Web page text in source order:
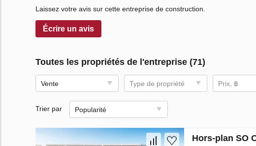
Laissez votre avis sur cette entreprise de construction.
Écrire un avis
Toutes les propriétés de l'entreprise (71)
Vente Type de propriété Prix, ฿
Trier par Popularité
Hors-plan SO